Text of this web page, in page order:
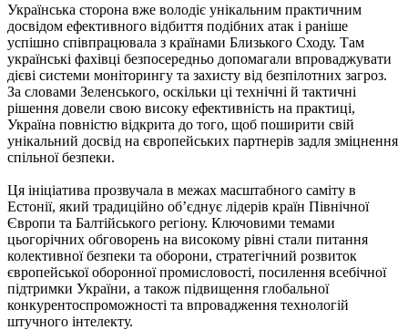
Українська сторона вже володіє унікальним практичним
досвідом ефективного відбиття подібних атак і раніше
успішно співпрацювала з країнами Близького Сходу. Там
українські фахівці безпосередньо допомагали впроваджувати
дієві системи моніторингу та захисту від безпілотних загроз.
За словами Зеленського, оскільки ці технічні й тактичні
рішення довели свою високу ефективність на практиці,
Україна повністю відкрита до того, щоб поширити свій
унікальний досвід на європейських партнерів задля зміцнення
спільної безпеки.
Ця ініціатива прозвучала в межах масштабного саміту в
Естонії, який традиційно об’єднує лідерів країн Північної
Європи та Балтійського регіону. Ключовими темами
цьогорічних обговорень на високому рівні стали питання
колективної безпеки та оборони, стратегічний розвиток
європейської оборонної промисловості, посилення всебічної
підтримки України, а також підвищення глобальної
конкурентоспроможності та впровадження технологій
штучного інтелекту.